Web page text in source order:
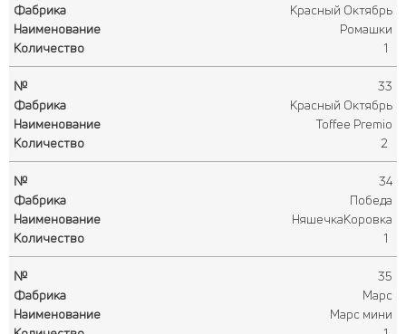
Красный Октябрь
Ромашки
1
33
Красный Октябрь
Toffee Premio
2
34
Победа
НяшечкаКоровка
1
35
Марс
Марс мини